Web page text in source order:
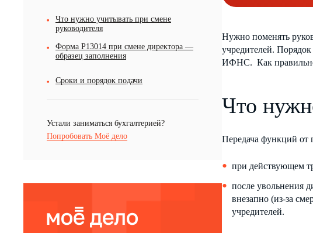
Что нужно учитывать при смене
руководителя
Форма Р13014 при смене директора —
образец заполнения
Сроки и порядок подачи
Устали заниматься бухгалтерией?
Попробовать Моё дело
Нужно поменять
учредителей.
ИФНС. Как правильно
Что
Передача функций от
при действующем
после увольнения
внезапно (из-за
учредителей.